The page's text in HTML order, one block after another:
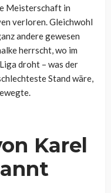
Meisterschaft in
verloren. Gleichwohl
andere gewesen
herrscht, wo im
droht – was der
Stand wäre,
Karel